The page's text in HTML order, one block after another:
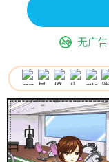
无广告